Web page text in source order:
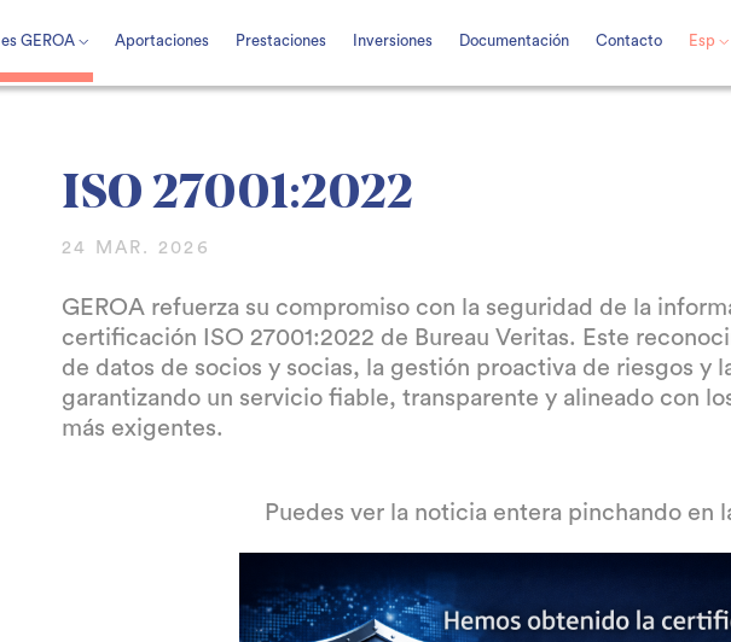
GEROA Aportaciones Prestaciones Inversiones Documentación Contacto Esp
ISO 27001:2022
24 MAR. 2026
GEROA refuerza su compromiso con la seguridad de la
certificación ISO 27001:2022 de Bureau Veritas. Este
de datos de socios y socias, la gestión proactiva de riesgos y
garantizando un servicio fiable, transparente y alineado con
más exigentes.
Puedes ver la noticia entera pinchando en